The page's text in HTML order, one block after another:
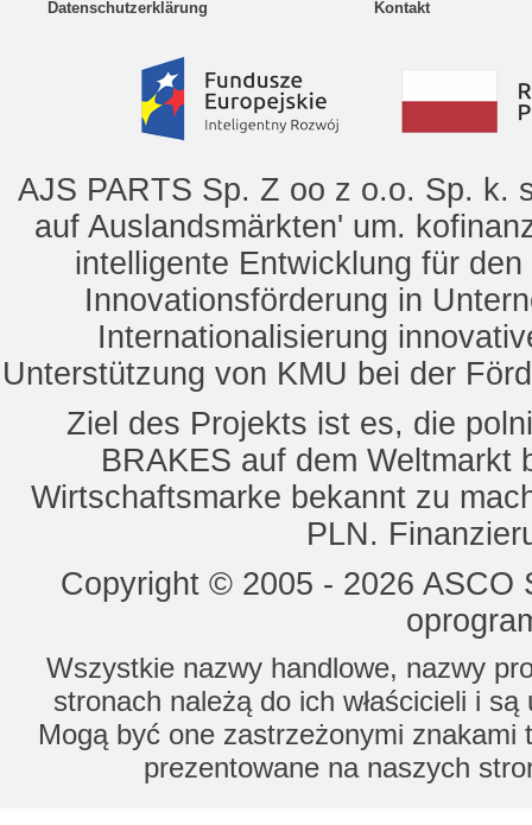
Datenschutzerklärung Kontakt
AJS PARTS Sp. Z oo z o.o. Sp. k.
auf Auslandsmärkten' um.
intelligente Entwicklung für
Innovationsförderung in
Internationalisierung
Unterstützung von KMU bei der
Ziel des Projekts ist es, die
BRAKES auf dem Weltmarkt
Wirtschaftsmarke bekannt zu
PLN.
Copyright © 2005 - 2026
Wszystkie nazwy handlowe, nazwy
stronach należą do ich właścicieli i
Mogą być one zastrzeżonymi znakami
prezentowane na naszych